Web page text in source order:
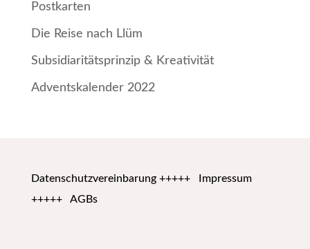
Postkarten
Die Reise nach Llüm
Subsidiaritätsprinzip & Kreativität
Adventskalender 2022
Datenschutzvereinbarung+++++
Impressum
+++++ AGBs